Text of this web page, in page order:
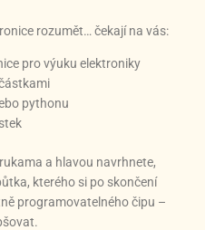
rozumět… čekají na vás:
pro výuku elektroniky
pythonu
a hlavou navrhnete,
kterého si po skončení
programovatelného čipu –